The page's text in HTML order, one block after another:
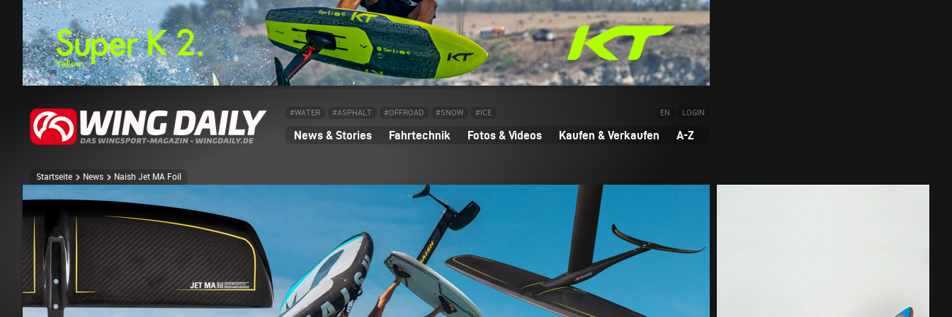
#WATER #ASPHALT #OFFROAD #SNOW #ICE EN LOGIN
News & Stories Fahrtechnik Fotos & Videos Kaufen & Verkaufen A-Z
Startseite News Naish Jet MA Foil